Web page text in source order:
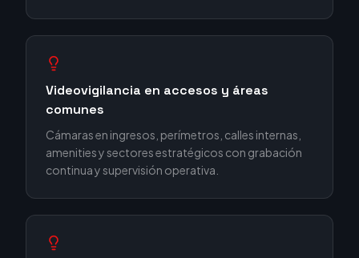
Videovigilancia en accesos y áreas
comunes
Cámaras en ingresos, perímetros, calles internas,
amenities y sectores estratégicos con grabación
continua y supervisión operativa.